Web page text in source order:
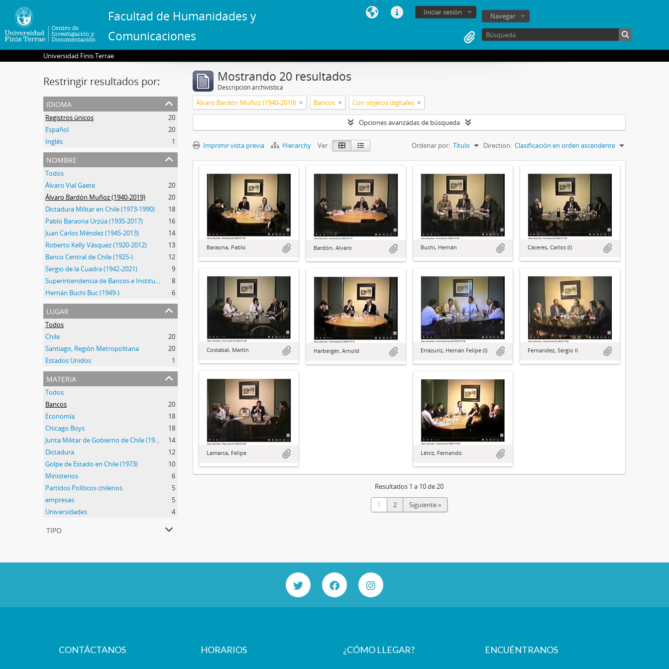
Facultad de Humanidades y
Comunicaciones
Iniciar sesión Navegar
Universidad Finis Terrae
Restringir resultados por:
idioma
Registros únicos
20
Español
20
Inglés
1
nombre
Todos
Álvaro Vial Gaete
20
Álvaro Bardón Muñoz (1940-2019)
20
Dictadura Militar en Chile (1973-1990)
18
Pablo Baraona Urzúa (1935-2017)
16
Juan Carlos Méndez (1945-2013)
14
Roberto Kelly Vásquez (1920-2012)
13
Banco Central de Chile (1925-)
12
Sergio de la Cuadra (1942-2021)
9
Superintendencia de Bancos e Instituciones Financieras (1925-2019)
8
Hernán Büchi Buc (1949-)
6
lugar
Todos
Chile
20
Santiago, Región Metropolitana
20
Estados Unidos
1
materia
Todos
Bancos
20
Economía
18
Chicago Boys
18
Junta Militar de Gobierno de Chile (1973-1990)
14
Dictadura
12
Golpe de Estado en Chile (1973)
10
Ministerios
6
Partidos Políticos chilenos
5
empresas
5
Universidades
4
tipo
Mostrando 20 resultados
Descripción archivística
Álvaro Bardón Muñoz (1940-2019) Bancos Con objetos digitales
Opciones avanzadas de búsqueda
Imprimir vista previa Hierarchy Ver : Ordenar por: Título Direction: Clasificación en orden ascendente
Baraona, Pablo Bardón, Alvaro Buchi, Hernán Cáceres, Carlos (I)
Costabal, Martín Errázuriz, Hernán Felipe (I) Fernandez, Sergio II
Harberger, Arnold
Lamarca, Felipe Léniz, Fernando
Resultados 1 a 10 de 20
1 2 Siguiente »
CONTÁCTANOS HORARIOS ¿CÓMO LLEGAR? ENCUÉNTRANOS